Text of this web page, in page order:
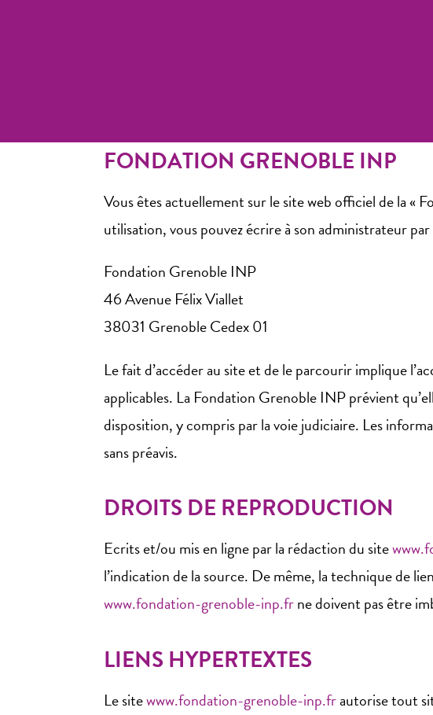
FONDATION GRENOBLE INP
Vous êtes actuellement sur le site web officiel de la
utilisation, vous pouvez écrire à son administrateur par
Fondation Grenoble INP
46 Avenue Félix Viallet
38031 Grenoble Cedex 01
Le fait d’accéder au site et de le parcourir implique
applicables. La Fondation Grenoble INP prévient
disposition, y compris par la voie judiciaire. Les
sans préavis.
DROITS DE REPRODUCTION
Ecrits et/ou mis en ligne par la rédaction du site
l’indication de la source. De même, la technique de
www.fondation-grenoble-inp.frne doivent pas être
LIENS HYPERTEXTES
Le sitewww.fondation-grenoble-inp.frautorise tout